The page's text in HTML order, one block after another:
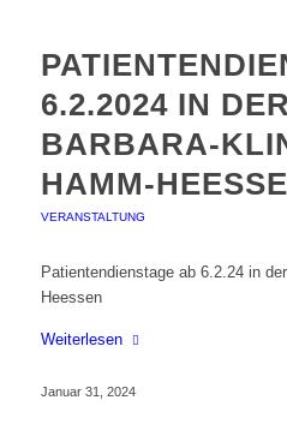
6.2.2024 IN
BARBARA-
HAMM-
VERANSTALTUNG
Patientendienstage ab 6.2.24 in
Heessen
Weiterlesen
Januar 31, 2024